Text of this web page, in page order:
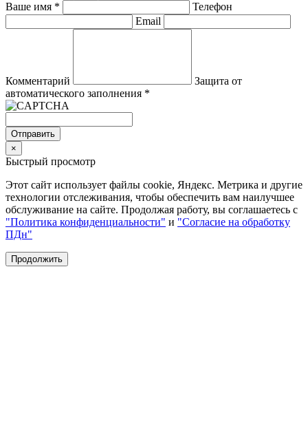
Ваше имя *
Телефон
Email
Комментарий
Защита от
автоматического заполнения *
Отправить
×
Быстрый просмотр
Этот сайт использует файлы cookie, Яндекс. Метрика и другие
технологии отслеживания, чтобы обеспечить вам наилучшее
обслуживание на сайте. Продолжая работу, вы соглашаетесь с
"Политика конфиденциальности" и "Согласие на обработку
ПДн"
Продолжить